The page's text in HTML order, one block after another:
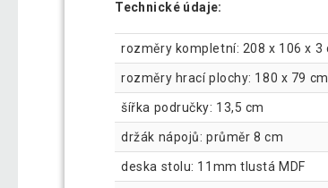
Technické údaje:
rozměry kompletní: 208 x 106 x 3
rozměry hrací plochy: 180 x 79 cm
šířka područky: 13,5 cm
držák nápojů: průměr 8 cm
deska stolu: 11mm tlustá MDF